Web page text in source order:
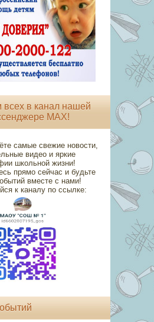
в канал нашей
MAX!
самые свежие новости,
видео и яркие
школьной жизни!
прямо сейчас и будьте
вместе с нами!
к каналу по ссылке: